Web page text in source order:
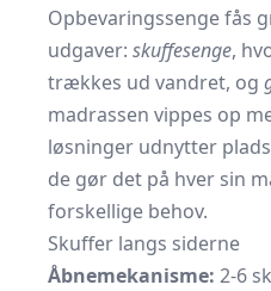
Opbevaringssenge fås
udgaver: skuffesenge,
trækkes ud vandret, og
madrassen vippes op
løsninger udnytter
de gør det på hver sin
forskellige behov.
Skuffer langs siderne
Åbnemekanisme: 2-6